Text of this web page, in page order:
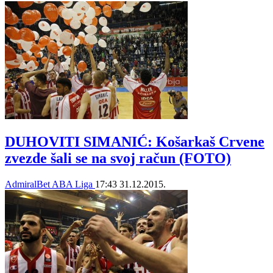
DUHOVITI SIMANIĆ: Košarkaš Crvene
zvezde šali se na svoj račun (FOTO)
AdmiralBet ABA Liga 17:43 31.12.2015.